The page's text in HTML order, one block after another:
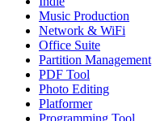
Music Production
Network & WiFi
Office Suite
Partition Management
PDF Tool
Photo Editing
Platformer
Programming Tool